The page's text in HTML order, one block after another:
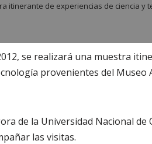
itinerante de experiencias de ciencia y
se realizará una muestra
provenientes del Museo
de la Universidad Nacional
las visitas.